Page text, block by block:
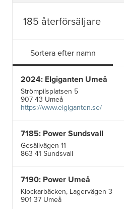
185 återförsäljare
Sortera efter namn
2024: Elgiganten Umeå
Strömpilsplatsen 5
907 43 Umeå
https://www.elgiganten.se/
7185: Power Sundsvall
Gesällvägen 11
863 41 Sundsvall
7190: Power Umeå
Klockarbäcken, Lagervägen 3
901 37 Umeå